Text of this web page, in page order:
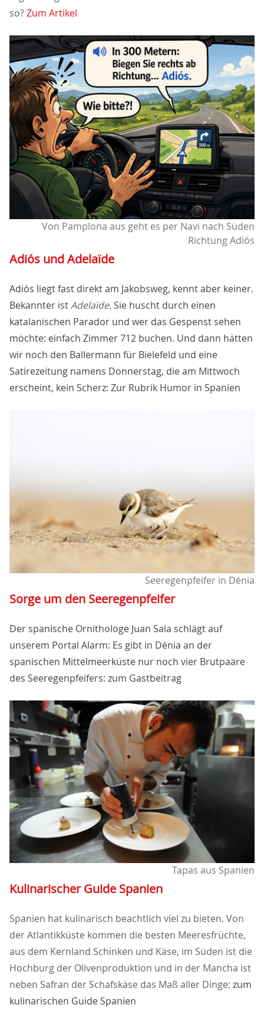
so?Zum Artikel
Von Pamplona aus geht es per Navi nach Süden
Richtung Adiós
Adiós und Adelaïde
Adiós liegt fast direkt am Jakobsweg, kennt aber keiner.
Bekannter istAdelaïde.Sie huscht durch einen
katalanischen Parador und wer das Gespenst sehen
möchte: einfach Zimmer 712 buchen. Und dann hätten
wir noch den Ballermann für Bielefeld und eine
Satirezeitung namens Donnerstag, die am Mittwoch
erscheint, kein Scherz: Zur Rubrik Humor in Spanien
Seeregenpfeifer in Dénia
Sorge um den Seeregenpfeifer
Der spanische Ornithologe Juan Sala schlägt auf
unserem Portal Alarm: Es gibt in Dénia an der
spanischen Mittelmeerküste nur noch vier Brutpaare
des Seeregenpfeifers: zum Gastbeitrag
Tapas aus Spanien
Kulinarischer Guide Spanien
Spanien hat kulinarisch beachtlich viel zu bieten. Von
der Atlantikküste kommen die besten Meeresfrüchte,
aus dem Kernland Schinken und Käse, im Süden ist die
Hochburg der Olivenproduktion und in der Mancha ist
neben Safran der Schafskäse das Maß aller Dinge: zum
kulinarischen Guide Spanien